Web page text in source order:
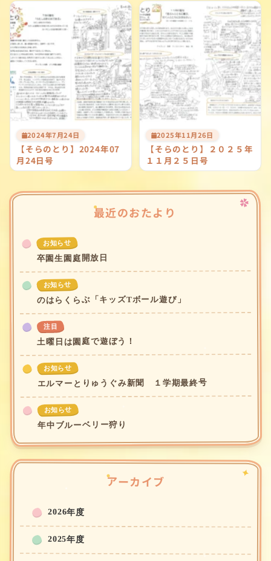
2024年7月24日
【そらのとり】2024年07
月24日号
2025年11月26日
【そらのとり】２０２５年
１１月２５日号
最近のおたより
お知らせ
卒園生園庭開放日
お知らせ
のはらくらぶ「キッズTボール遊び」
注目
土曜日は園庭で遊ぼう！
お知らせ
エルマーとりゅうぐみ新聞 １学期最終号
お知らせ
年中ブルーベリー狩り
アーカイブ
2026年度
2025年度